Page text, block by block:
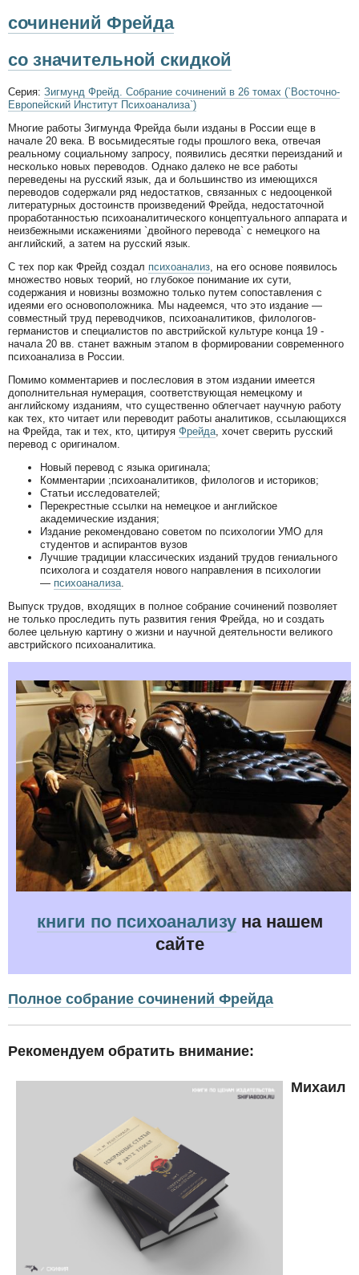
сочинений Фрейда
со значительной скидкой
Серия: Зигмунд Фрейд. Собрание сочинений в 26 томах (`Восточно-
Европейский Институт Психоанализа`)
Многие работы Зигмунда Фрейда были изданы в России еще в
начале 20 века. В восьмидесятые годы прошлого века, отвечая
реальному социальному запросу, появились десятки переизданий и
несколько новых переводов. Однако далеко не все работы
переведены на русский язык, да и большинство из имеющихся
переводов содержали ряд недостатков, связанных с недооценкой
литературных достоинств произведений Фрейда, недостаточной
проработанностью психоаналитического концептуального аппарата и
неизбежными искажениями `двойного перевода` с немецкого на
английский, а затем на русский язык.
С тех пор как Фрейд создал психоанализ, на его основе появилось
множество новых теорий, но глубокое понимание их сути,
содержания и новизны возможно только путем сопоставления с
идеями его основоположника. Мы надеемся, что это издание —
совместный труд переводчиков, психоаналитиков, филологов-
германистов и специалистов по австрийской культуре конца 19 -
начала 20 вв. станет важным этапом в формировании современного
психоанализа в России.
Помимо комментариев и послесловия в этом издании имеется
дополнительная нумерация, соответствующая немецкому и
английскому изданиям, что существенно облегчает научную работу
как тех, кто читает или переводит работы аналитиков, ссылающихся
на Фрейда, так и тех, кто, цитируя Фрейда, хочет сверить русский
перевод с оригиналом.
Новый перевод с языка оригинала;
Комментарии ;психоаналитиков, филологов и историков;
Статьи исследователей;
Перекрестные ссылки на немецкое и английское
академические издания;
Издание рекомендовано советом по психологии УМО для
студентов и аспирантов вузов
Лучшие традиции классических изданий трудов гениального
психолога и создателя нового направления в психологии
— психоанализа.
Выпуск трудов, входящих в полное собрание сочинений позволяет
не только проследить путь развития гения Фрейда, но и создать
более цельную картину о жизни и научной деятельности великого
австрийского психоаналитика.
книги по психоанализуна нашем
сайте
Полное собрание сочинений Фрейда
Рекомендуем обратить внимание:
Михаил